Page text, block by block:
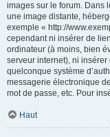
images sur le forum. Dans
une image distante,
exemple « http://
cependant ni insérer de
ordinateur (à moins, bien
serveur internet), ni
quelconque système
messagerie électronique
mot de passe, etc. Pour
Haut